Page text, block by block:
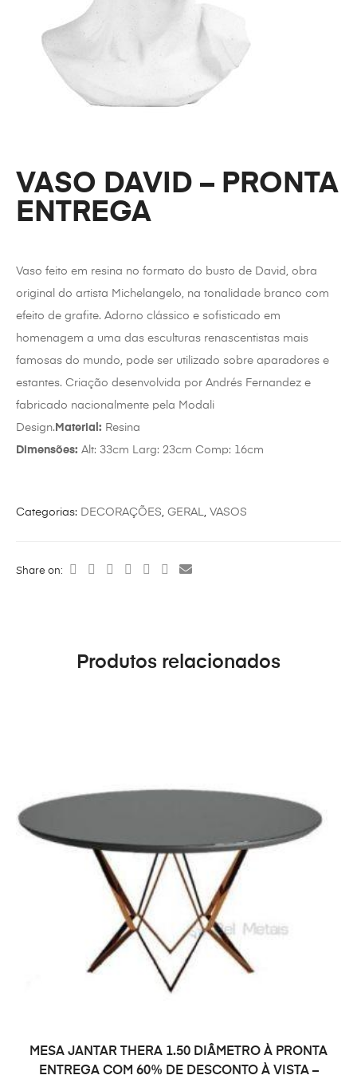
VASO DAVID – PRONTA
ENTREGA
Vaso feito em resina no formato do busto de David, obra
original do artista Michelangelo, na tonalidade branco com
efeito de grafite. Adorno clássico e sofisticado em
homenagem a uma das esculturas renascentistas mais
famosas do mundo, pode ser utilizado sobre aparadores e
estantes. Criação desenvolvida por Andrés Fernandez e
fabricado nacionalmente pela Modali
Design. Material: Resina
Dimensões: Alt: 33cm Larg: 23cm Comp: 16cm
Categorias: DECORAÇÕES GERAL VASOS
Share on:
Produtos relacionados
LER MAIS
MESA JANTAR THERA 1.50 DIÂMETRO À PRONTA
ENTREGA COM 60% DE DESCONTO À VISTA –